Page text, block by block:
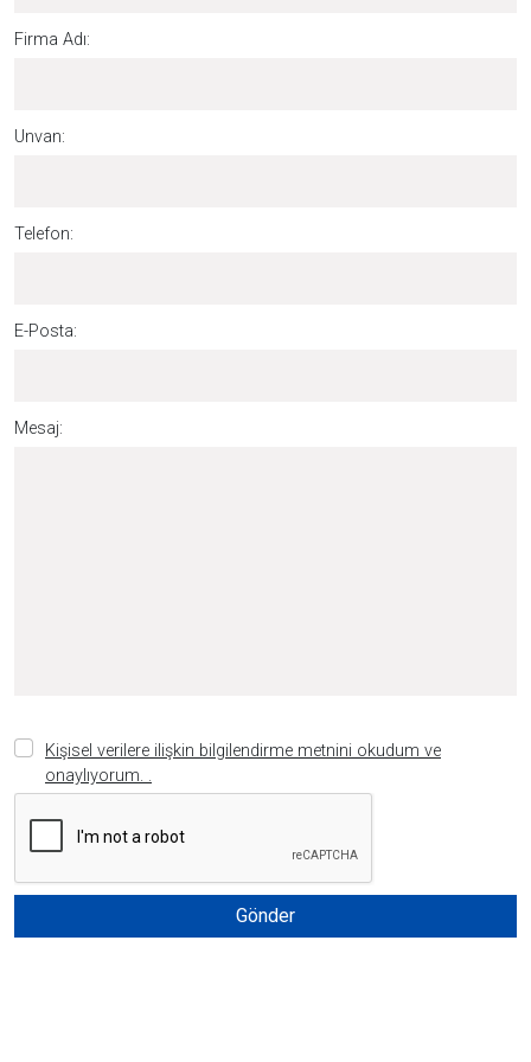
Firma Adı:
Unvan:
Telefon:
E-Posta:
Mesaj:
Kişisel verilere ilişkin bilgilendirme metnini okudum ve
onaylıyorum. .
Gönder